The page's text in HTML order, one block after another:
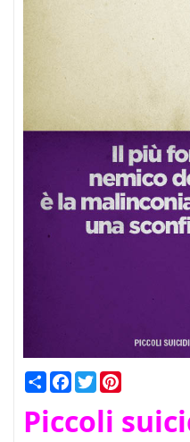
CondividiFacebook
Twitter
Piccoli